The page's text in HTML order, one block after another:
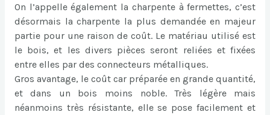
On l’appelle également la charpente à fermettes, c’est
désormais la charpente la plus demandée en majeur
partie pour une raison de coût. Le matériau utilisé est
le bois, et les divers pièces seront reliées et fixées
entre elles par des connecteurs métalliques.
Gros avantage, le coût car préparée en grande quantité,
et dans un bois moins noble. Très légère mais
néanmoins très résistante, elle se pose facilement et